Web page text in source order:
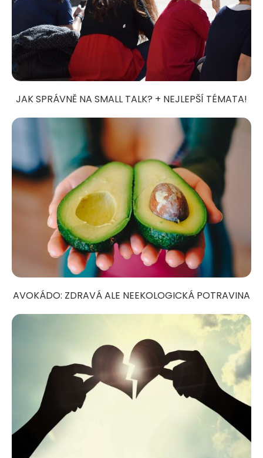
JAK SPRÁVNĚ NA SMALL TALK? + NEJLEPŠÍ TÉMATA!
AVOKÁDO: ZDRAVÁ ALE NEEKOLOGICKÁ POTRAVINA